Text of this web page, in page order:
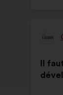
:
de
la
Il
pour